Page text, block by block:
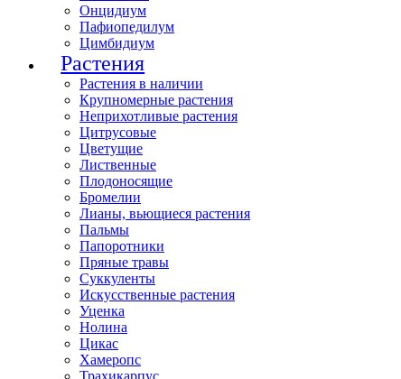
Онцидиум
Пафиопедилум
Цимбидиум
Растения
Растения в наличии
Крупномерные растения
Неприхотливые растения
Цитрусовые
Цветущие
Лиственные
Плодоносящие
Бромелии
Лианы, вьющиеся растения
Пальмы
Папоротники
Пряные травы
Суккуленты
Искусственные растения
Уценка
Нолина
Цикас
Хамеропс
Трахикарпус